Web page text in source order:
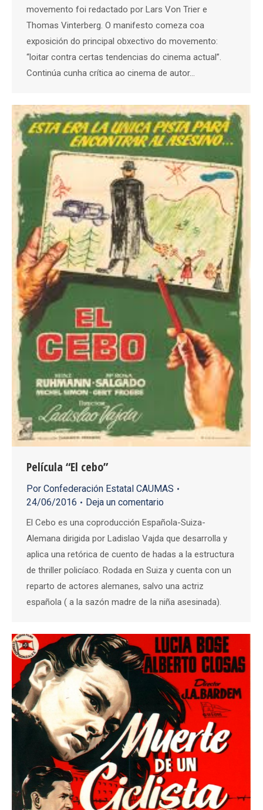
movemento foi redactado por Lars Von Trier e
Thomas Vinterberg. O manifesto comeza coa
exposición do principal obxectivo do movemento:
“loitar contra certas tendencias do cinema actual”.
Continúa cunha crítica ao cinema de autor…
Película “El cebo”
Por Confederación Estatal CAUMAS
24/06/2016
Deja un comentario
El Cebo es una coproducción Española-Suiza-
Alemana dirigida por Ladislao Vajda que desarrolla y
aplica una retórica de cuento de hadas a la estructura
de thriller policíaco. Rodada en Suiza y cuenta con un
reparto de actores alemanes, salvo una actriz
española ( a la sazón madre de la niña asesinada).